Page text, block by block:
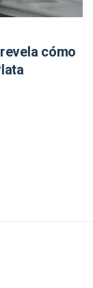
cómo